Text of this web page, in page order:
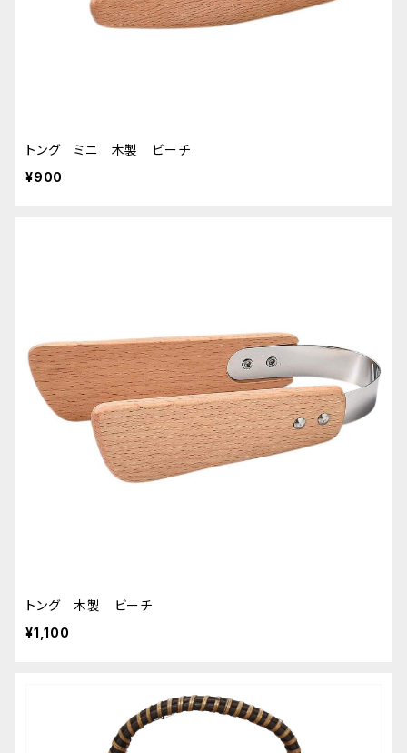
トング ミニ 木製 ビーチ
¥900
トング 木製 ビーチ
¥1,100